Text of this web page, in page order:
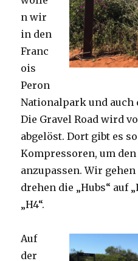
n wir
in den
Franc
ois
Peron
Nationalpark und auch
Die Gravel Road wird
abgelöst. Dort gibt es
Kompressoren, um
anzupassen. Wir
drehen die „Hubs“ auf
„H4“.
Auf
der